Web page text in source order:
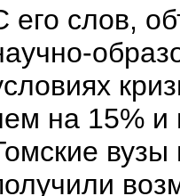
его слов,
на 15% и
вузы